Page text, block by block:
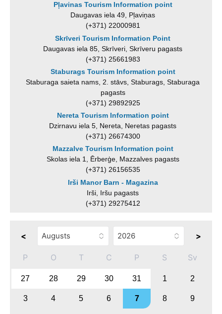
Pļavinas Tourism Information point
Daugavas iela 49, Pļaviņas
(+371) 22000981
Skrīveri Tourism Information Point
Daugavas iela 85, Skrīveri, Skrīveru pagasts
(+371) 25661983
Staburags Tourism Information point
Staburaga saieta nams, 2. stāvs, Staburags, Staburaga
pagasts
(+371) 29892925
Nereta Tourism Information point
Dzirnavu iela 5, Nereta, Neretas pagasts
(+371) 26674300
Mazzalve Tourism Information point
Skolas iela 1, Ērberģe, Mazzalves pagasts
(+371) 26156535
Irši Manor Barn - Magazina
Irši, Iršu pagasts
(+371) 29275412
< >
P O T C P S Sv
27 28 29 30 31 1 2
3 4 5 6 7 8 9